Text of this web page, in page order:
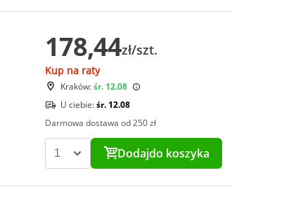
178,44zł/szt.
Kup na raty
Kraków:śr. 12.08
U ciebie:śr. 12.08
Darmowa dostawa od 250 zł
Dodajdo koszyka